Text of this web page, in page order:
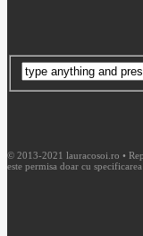
© 2013-2021 lauracosoi.ro •
este permisa doar cu specificarea